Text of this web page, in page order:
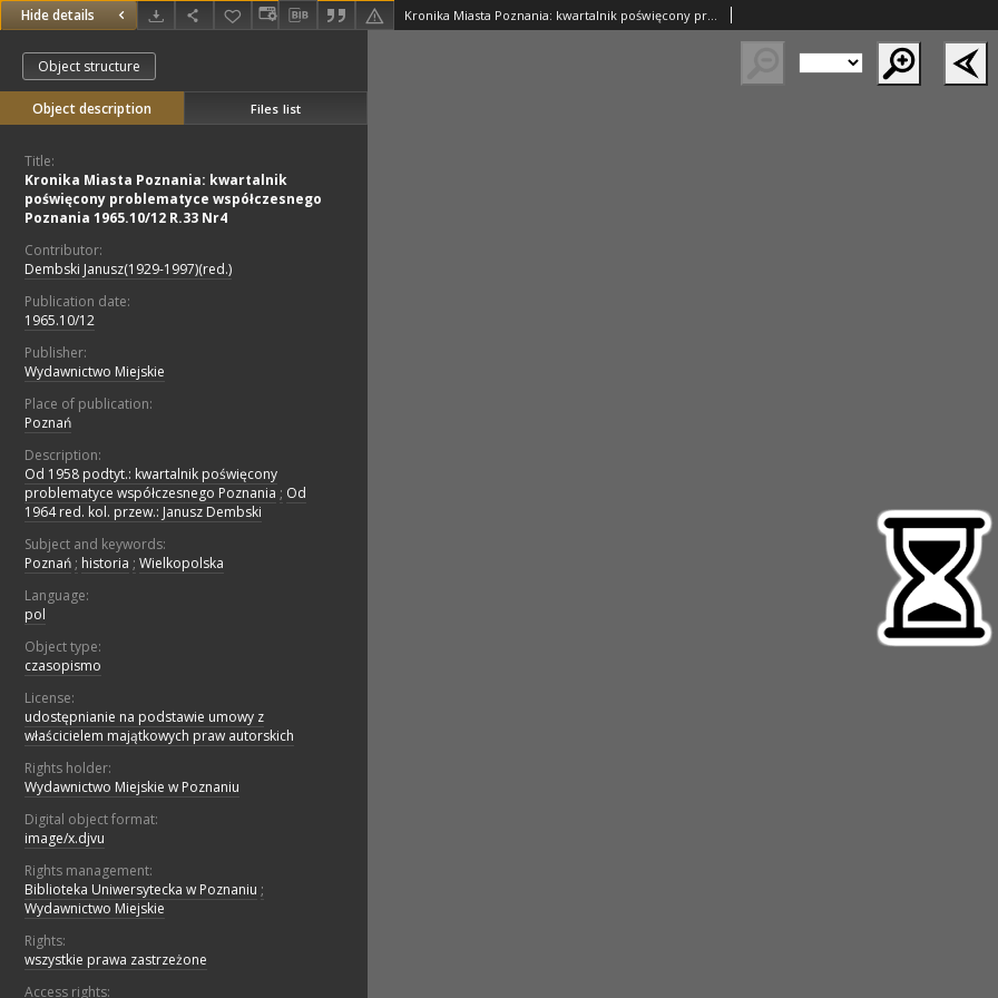
Hide details Kronika Miasta Poznania: kwartalnik poświęcony problematyce współczesnego Poznania 1965.10/12 R.33 Nr4
Object structure
Object description Files list
Title:
Kronika Miasta Poznania: kwartalnik
poświęcony problematyce współczesnego
Poznania 1965.10/12 R.33 Nr4
Contributor:
Dembski Janusz(1929-1997)(red.)
Publication date:
1965.10/12
Publisher:
Wydawnictwo Miejskie
Place of publication:
Poznań
Description:
Od 1958 podtyt.: kwartalnik poświęcony
problematyce współczesnego Poznania ; Od
1964 red. kol. przew.: Janusz Dembski
Subject and keywords:
Poznań ; historia ; Wielkopolska
Language:
pol
Object type:
czasopismo
License:
udostępnianie na podstawie umowy z
właścicielem majątkowych praw autorskich
Rights holder:
Wydawnictwo Miejskie w Poznaniu
Digital object format:
image/x.djvu
Rights management:
Biblioteka Uniwersytecka w Poznaniu ;
Wydawnictwo Miejskie
Rights:
wszystkie prawa zastrzeżone
Access rights: